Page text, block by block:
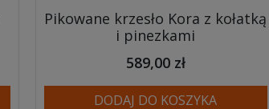
Pikowane krzesło Kora z kołatką
i pinezkami
589,00 zł
DODAJ DO KOSZYKA